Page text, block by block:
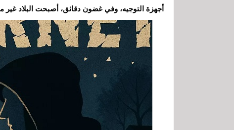
أجهزة التوجيه، وفي غضون دقائق، أصبحت البلاد غير